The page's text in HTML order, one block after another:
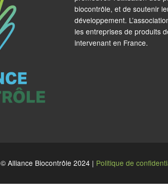
biocontrôle, et de soutenir
développement.
les entreprises de produits
intervenant en France.
© Alliance Biocontrôle 2024 | Politique de